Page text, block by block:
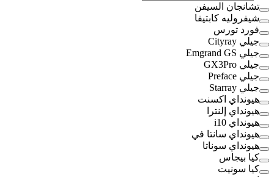
تشانجان السيفن
شيفروليه كابتيفا
فورد تورس
جيلي Cityray
جيلي Emgrand GS
جيلي GX3Pro
جيلي Preface
جيلي Starray
هيونداي اكسنت
هيونداي إلنترا
هيونداي i10
هيونداي سانتا في
هيونداي سوناتا
كيا بيجاس
كيا سونيت